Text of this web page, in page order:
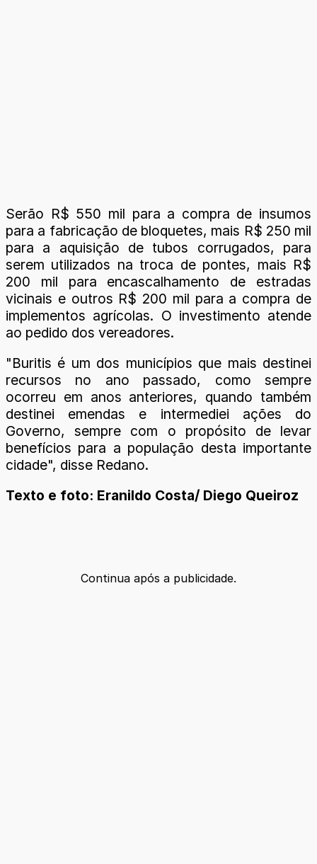
Serão R$ 550 mil para a compra de insumos
para a fabricação de bloquetes, mais R$ 250 mil
para a aquisição de tubos corrugados, para
serem utilizados na troca de pontes, mais R$
200 mil para encascalhamento de estradas
vicinais e outros R$ 200 mil para a compra de
implementos agrícolas. O investimento atende
ao pedido dos vereadores.
"Buritis é um dos municípios que mais destinei
recursos no ano passado, como sempre
ocorreu em anos anteriores, quando também
destinei emendas e intermediei ações do
Governo, sempre com o propósito de levar
benefícios para a população desta importante
cidade", disse Redano.
Texto e foto: Eranildo Costa/ Diego Queiroz
Continua após a publicidade.